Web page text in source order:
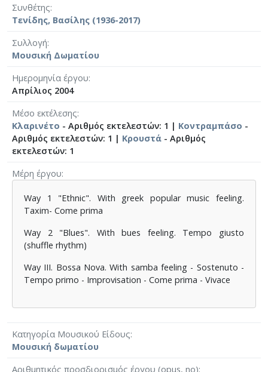
Συνθέτης
Τενίδης, Βασίλης (1936-2017)
Συλλογή
Μουσική Δωματίου
Ημερομηνία έργου
Απρίλιος 2004
Μέσο εκτέλεσης
Κλαρινέτο - Αριθμός εκτελεστών: 1 | Κοντραμπάσο -
Αριθμός εκτελεστών: 1 | Κρουστά - Αριθμός
εκτελεστών: 1
Μέρη έργου
Way 1 "Ethnic". With greek popular music feeling.
Taxim- Come prima
Way 2 "Blues". With bues feeling. Tempo giusto
(shuffle rhythm)
Way III. Bossa Nova. With samba feeling - Sostenuto -
Tempo primo - Improvisation - Come prima - Vivace
Κατηγορία Μουσικού Είδους
Μουσική δωματίου
Αριθμητικός προσδιορισμός έργου (opus, no)